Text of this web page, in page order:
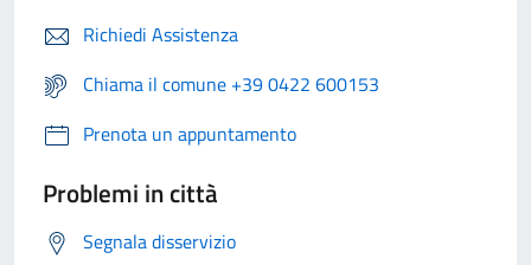
Richiedi Assistenza
Chiama il comune +39 0422 600153
Prenota un appuntamento
Problemi in città
Segnala disservizio